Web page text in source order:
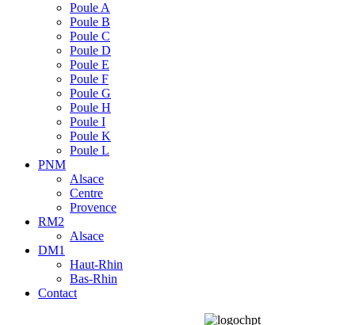
Poule A
Poule B
Poule C
Poule D
Poule E
Poule F
Poule G
Poule H
Poule I
Poule K
Poule L
PNM
Alsace
Centre
Provence
RM2
Alsace
DM1
Haut-Rhin
Bas-Rhin
Contact